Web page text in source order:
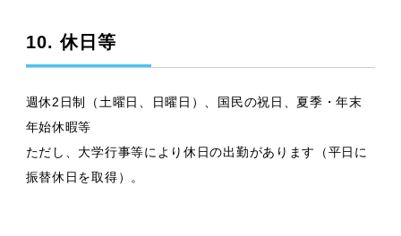
10. 休日等
週休2日制（土曜日、日曜日）、国民の祝日、夏季・年末
年始休暇等
ただし、大学行事等により休日の出勤があります（平日に
振替休日を取得）。